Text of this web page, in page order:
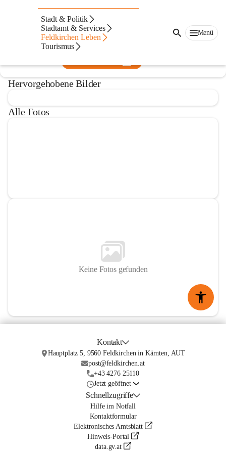
Stadt & Politik
Stadtamt & Services
Feldkirchen Leben
Tourismus
Menü
Stadtkapelle Feldkirchen
@stadtkapelle-feldkirchen
Musikverein
Hervorgehobene Bilder
Alle Fotos
Keine Fotos gefunden
Kontakt
Hauptplatz 5, 9560 Feldkirchen in Kärnten, AUT
post@feldkirchen.at
+43 4276 25110
Jetzt geöffnet
Schnellzugriffe
Hilfe im Notfall
Kontaktformular
Elektronisches Amtsblatt
Hinweis-Portal
data.gv.at